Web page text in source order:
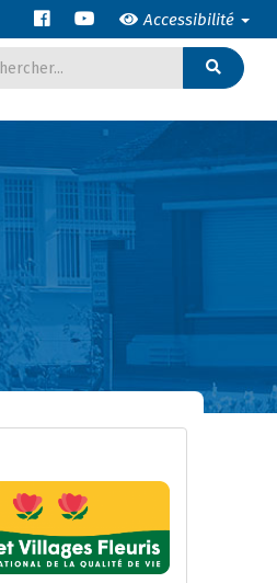
Accessibilité